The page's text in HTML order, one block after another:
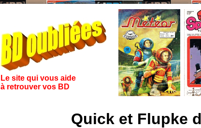
Le site qui vous aide
à retrouver vos BD
Quick et Flupke